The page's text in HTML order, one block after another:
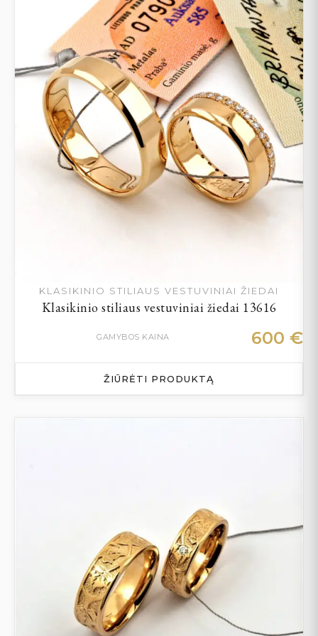
KLASIKINIO STILIAUS VESTUVINIAI ŽIEDAI
Klasikinio stiliaus vestuviniai žiedai 13616
GAMYBOS KAINA 600 €
ŽIŪRĖTI PRODUKTĄ